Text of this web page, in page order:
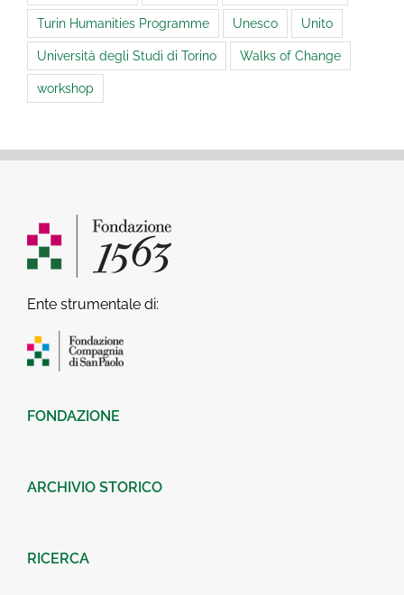
Turin Humanities Programme Unesco Unito
Università degli Studi di Torino Walks of Change
workshop
Ente strumentale di:
FONDAZIONE
ARCHIVIO STORICO
RICERCA